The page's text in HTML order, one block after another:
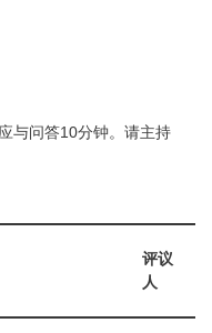
与问答10分钟。请主持
评议
人